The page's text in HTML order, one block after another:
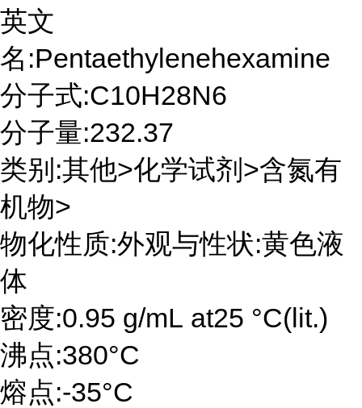
英文
名:Pentaethylenehexamine
分子式:C10H28N6
分子量:232.37
类别:其他>化学试剂>含氮有
机物>
物化性质:外观与性状:黄色液
体
密度:0.95 g/mL at25 °C(lit.)
沸点:380°C
熔点:-35°C